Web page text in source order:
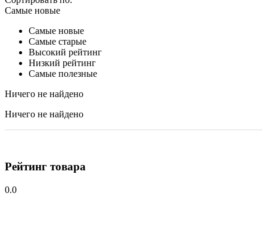
Самые новые
Самые новые
Самые старые
Высокий рейтинг
Низкий рейтинг
Самые полезные
Ничего не найдено
Ничего не найдено
Рейтинг товара
0.0